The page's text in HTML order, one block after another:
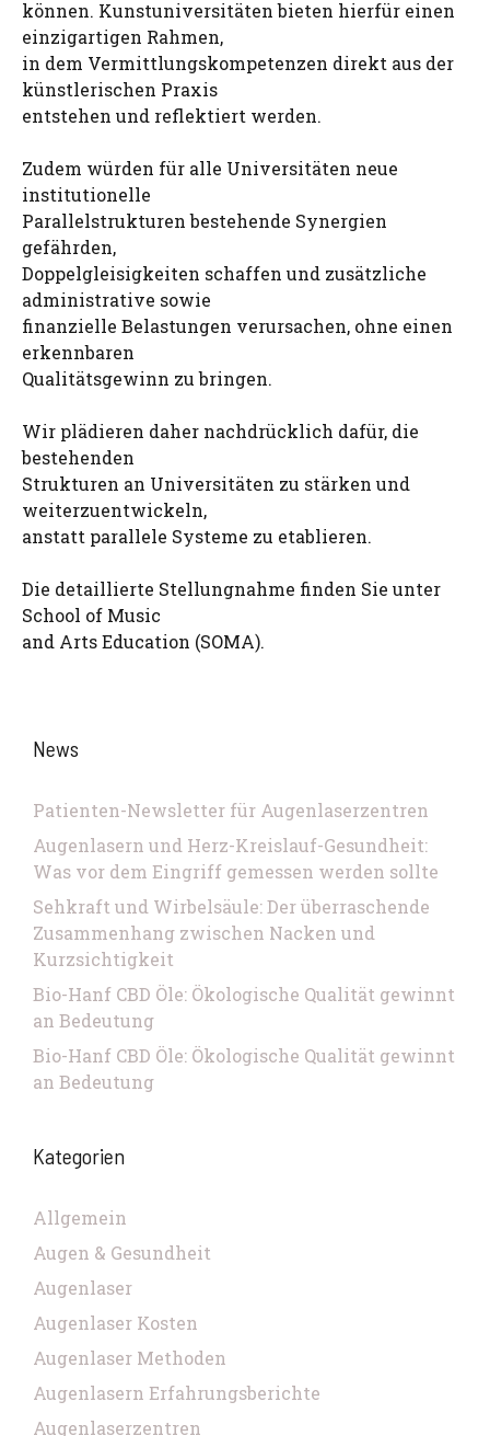
können. Kunstuniversitäten bieten hierfür einen
einzigartigen Rahmen,
in dem Vermittlungskompetenzen direkt aus der
künstlerischen Praxis
entstehen und reflektiert werden.
Zudem würden für alle Universitäten neue
institutionelle
Parallelstrukturen bestehende Synergien
gefährden,
Doppelgleisigkeiten schaffen und zusätzliche
administrative sowie
finanzielle Belastungen verursachen, ohne einen
erkennbaren
Qualitätsgewinn zu bringen.
Wir plädieren daher nachdrücklich dafür, die
bestehenden
Strukturen an Universitäten zu stärken und
weiterzuentwickeln,
anstatt parallele Systeme zu etablieren.
Die detaillierte Stellungnahme finden Sie unter
School of Music
and Arts Education (SOMA).
News
Patienten-Newsletter für Augenlaserzentren
Augenlasern und Herz-Kreislauf-Gesundheit:
Was vor dem Eingriff gemessen werden sollte
Sehkraft und Wirbelsäule: Der überraschende
Zusammenhang zwischen Nacken und
Kurzsichtigkeit
Bio-Hanf CBD Öle: Ökologische Qualität gewinnt
an Bedeutung
Bio-Hanf CBD Öle: Ökologische Qualität gewinnt
an Bedeutung
Kategorien
Allgemein
Augen & Gesundheit
Augenlaser
Augenlaser Kosten
Augenlaser Methoden
Augenlasern Erfahrungsberichte
Augenlaserzentren